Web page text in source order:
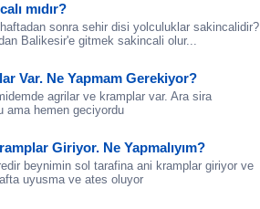
mıdır?
sonra sehir disi yolculuklar sakincalidir?
Balikesir'e gitmek sakincali olur...
Var. Ne Yapmam Gerekiyor?
agrilar ve kramplar var. Ara sira
ama hemen geciyordu
Giriyor. Ne Yapmalıyım?
beynimin sol tarafina ani kramplar giriyor ve
uyusma ve ates oluyor